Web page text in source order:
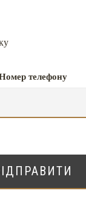
телефону